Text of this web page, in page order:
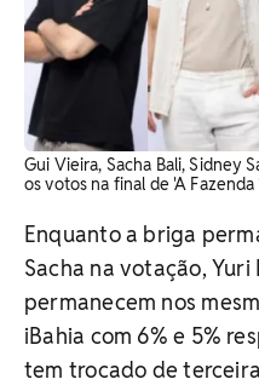
Gui Vieira, Sacha Bali, Sidney
os votos na final de 'A
Enquanto a briga
Sacha na votação,
permanecem nos
iBahia com 6% e 5%
tem trocado de